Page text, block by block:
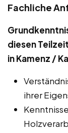
Fachliche
diesen
in Kamenz /
ihrer